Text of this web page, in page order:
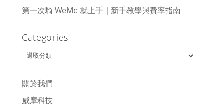
第一次騎 WeMo 就上手｜新手教學與費率指南
Categories
Categories
關於我們
威摩科技